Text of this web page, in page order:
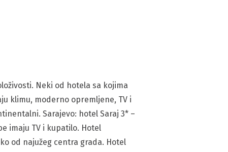
Neki od hotela sa kojima
klimu, moderno opremljene, TV i
Sarajevo: hotel Saraj 3* –
imaju TV i kupatilo. Hotel
od najužeg centra grada. Hotel